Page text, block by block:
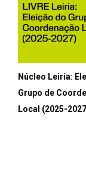
Núcleo Leiria:
Grupo de
Local (2025-